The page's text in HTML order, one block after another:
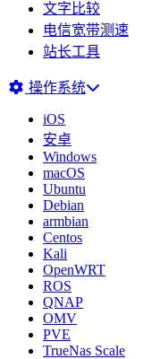
文字比较
电信宽带测速
站长工具
操作系统
iOS
安卓
Windows
macOS
Ubuntu
Debian
armbian
Centos
Kali
OpenWRT
ROS
QNAP
OMV
PVE
TrueNas Scale